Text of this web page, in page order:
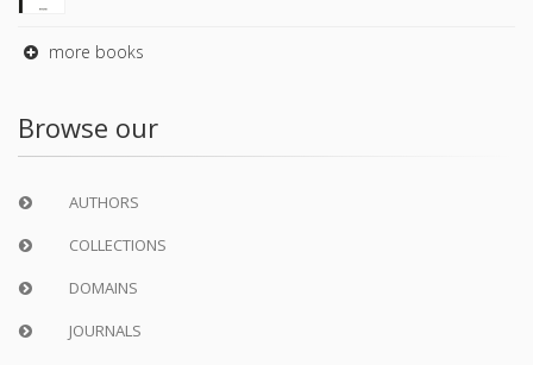
more books
Browse our
AUTHORS
COLLECTIONS
DOMAINS
JOURNALS